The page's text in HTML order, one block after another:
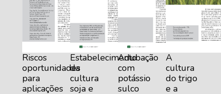
Riscos
oportunidades
para
aplicações
Estabelecimento
da
cultura
soja e
Adubação
com
potássio
sulco
A
cultura
do trigo
e a